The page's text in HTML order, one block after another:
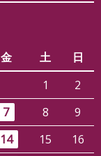
金 土
日
1
2
7 8
9
14 15
16